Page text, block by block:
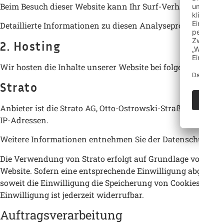
Beim Besuch dieser Website kann Ihr Surf-
Detaillierte Informationen zu diesen
2. Hosting
Wir hosten die Inhalte unserer Website bei
Strato
Anbieter ist die Strato AG, Otto-Ostrowski-Straße 7,
IP-Adressen.
Weitere Informationen entnehmen Sie der
Die Verwendung von Strato erfolgt auf Grundlage
Website. Sofern eine entsprechende Einwilligung
soweit die Einwilligung die Speicherung von
Einwilligung ist jederzeit widerrufbar.
Auftragsverarbeitung